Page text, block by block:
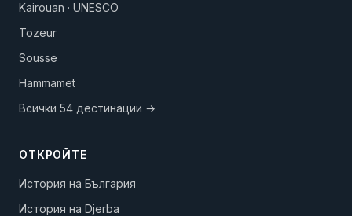
Kairouan · UNESCO
Tozeur
Sousse
Hammamet
Всички 54 дестинации →
ОТКРОЙТЕ
История на България
История на Djerba